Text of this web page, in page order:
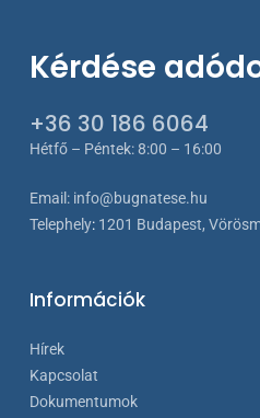
Kérdése
+36 30 186 6064
Hétfő – Péntek: 8:00 – 16:00
Email: info@bugnatese.hu
Telephely: 1201 Budapest,
Információk
Hírek
Kapcsolat
Dokumentumok